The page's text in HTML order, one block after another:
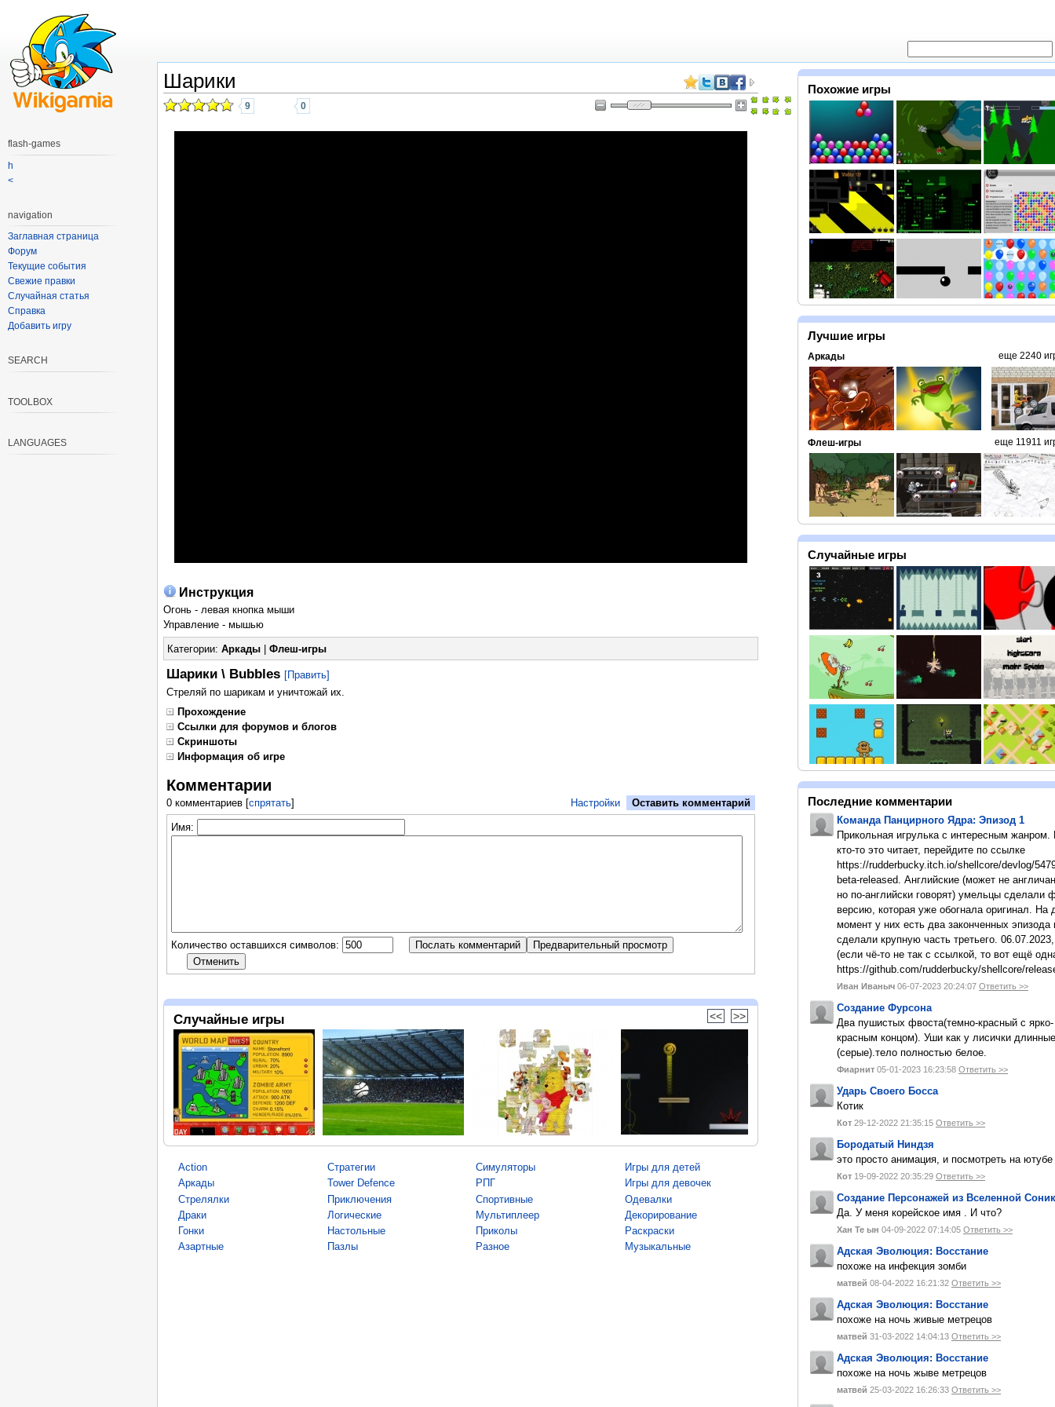
Шарики
9 0
Инструкция
Огонь - левая кнопка мыши
Управление - мышью
Категории: Аркады| Флеш-игры
Шарики \ Bubbles [Править]
Стреляй по шарикам и уничтожай их.
Прохождение
Ссылки для форумов и блогов
Скриншоты
Информация об игре
Комментарии
0 комментариев[спрятать] Оставить комментарий
Настройки
Имя:
Количество оставшихся символов:
Случайные игры << >>
Action
Аркады
Стрелялки
Драки
Гонки
Азартные
Стратегии
Tower Defence
Приключения
Логические
Настольные
Пазлы
Симуляторы
РПГ
Спортивные
Мультиплеер
Приколы
Разное
Игры для детей
Игры для девочек
Одевалки
Декорирование
Раскраски
Музыкальные
Похожие игры
Лучшие игры
Аркады еще 2240
Флеш-игры еще 11911
Случайные игры
Последние комментарии
Команда Панцирного Ядра: Эпизод 1
Прикольная игрулька с интересным жанром.
кто-то это читает, перейдите по ссылке
https://rudderbucky.itch.io/shellcore/devlog/
beta-released. Английские (может не
но по-английски говорят) умельцы сделали
версию, которая уже обогнала оригинал. На
момент у них есть два законченных эпизода
сделали крупную часть третьего.
(если чё-то не так с ссылкой, то вот ещё
https://github.com/rudderbucky/shellcore/
Иван Иваныч 06-07-2023 20:24:07 Ответить >>
Создание Фурсона
Два пушистых фвоста(темно-красный с ярко-
красным концом). Уши как у лисички длинные
(серые).тело полностью белое.
Фиарнит 05-01-2023 16:23:58 Ответить >>
Ударь Своего Босса
Котик
Кот 29-12-2022 21:35:15 Ответить >>
Бородатый Ниндзя
это просто анимация, и посмотреть на
Кот 19-09-2022 20:35:29 Ответить >>
Создание Персонажей из Вселенной
Да. У меня корейское имя . И что?
Хан Те ын 04-09-2022 07:14:05 Ответить >>
Адская Эволюция: Восстание
похоже на инфекция зомби
матвей 08-04-2022 16:21:32 Ответить >>
Адская Эволюция: Восстание
похоже на ночь живые метрецов
матвей 31-03-2022 14:04:13 Ответить >>
Адская Эволюция: Восстание
похоже на ночь жыве метрецов
матвей 25-03-2022 16:26:33 Ответить >>
flash-games
h
<
navigation
Заглавная страница
Форум
Текущие события
Свежие правки
Случайная статья
Справка
Добавить игру
SEARCH
TOOLBOX
LANGUAGES